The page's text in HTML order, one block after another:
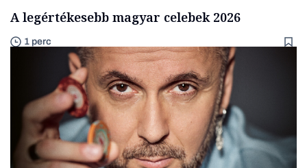
A legértékesebb magyar celebek 2026
1 perc